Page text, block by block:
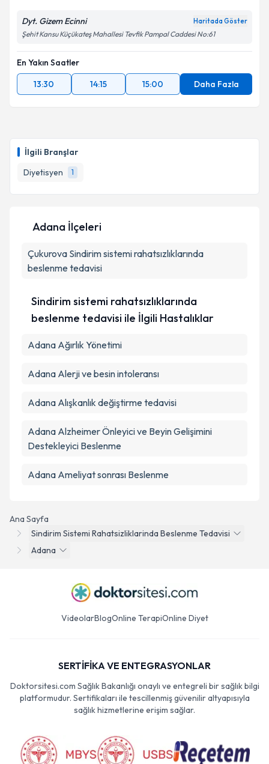
İlgili Branşlar
Diyetisyen
1
Dyt. Gizem Ecinni Haritada Göster
Şehit Kansu Küçükateş Mahallesi Tevfik Pampal Caddesi No:61
En Yakın Saatler
13:30
14:15 15:00 Daha Fazla
Ana Sayfa
Sindirim Sistemi Rahatsizliklarinda Beslenme Tedavisi
Adana
Adana İlçeleri
Çukurova Sindirim sistemi rahatsızlıklarında
beslenme tedavisi
Sindirim sistemi rahatsızlıklarında
beslenme tedavisi ile İlgili Hastalıklar
Adana Ağırlık Yönetimi
Adana Alerji ve besin intoleransı
Adana Alışkanlık değiştirme tedavisi
Adana Alzheimer Önleyici ve Beyin Gelişimini
Destekleyici Beslenme
Adana Ameliyat sonrası Beslenme
VideolarBlogOnline TerapiOnline Diyet
SERTİFİKA VE ENTEGRASYONLAR
Doktorsitesi.com Sağlık Bakanlığı onaylı ve entegreli bir sağlık bilgi
platformudur. Sertifikaları ile tescillenmiş güvenilir altyapısıyla
sağlık hizmetlerine erişim sağlar.